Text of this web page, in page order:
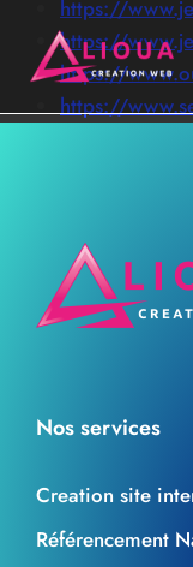
https://
https://
https://
https://
Nos services
Creation site
Référencement